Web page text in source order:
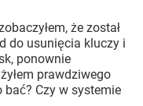
że został
do usunięcia kluczy i
ponownie
prawdziwego
Czy w systemie